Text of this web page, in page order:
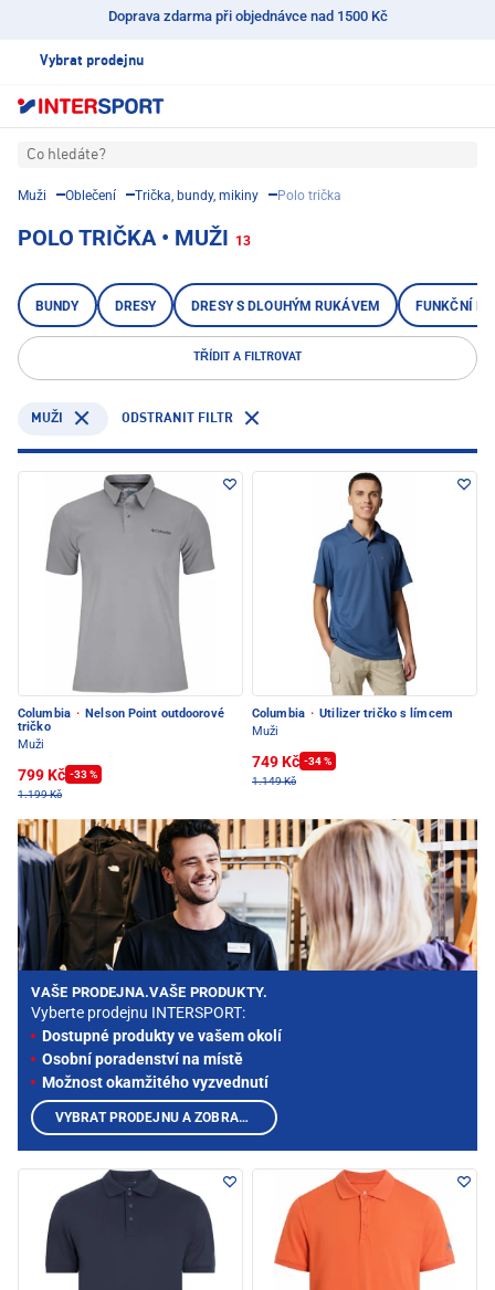
Doprava zdarma při objednávce nad 1500 Kč
Vybrat prodejnu
Co hledáte?
Muži Oblečení Trička, bundy, mikiny Polo trička
POLO TRIČKA • MUŽI 13
BUNDY DRESY DRESY S DLOUHÝM RUKÁVEM FUNKČNÍ
TŘÍDIT A FILTROVAT
MUŽI ODSTRANIT FILTR
Columbia · Nelson Point outdoorové
tričko
Muži
799 Kč -33 %
1.199 Kč
Columbia · Utilizer tričko s límcem
Muži
749 Kč -34 %
1.149 Kč
VAŠE PRODEJNA.VAŠE PRODUKTY.
Vyberte prodejnu INTERSPORT:
Dostupné produkty ve vašem okolí
Osobní poradenství na místě
Možnost okamžitého vyzvednutí
VYBRAT PRODEJNU A ZOBRAZIT PRODUKTY